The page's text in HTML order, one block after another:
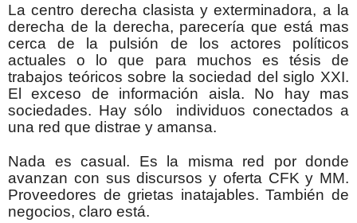
La centro derecha clasista y exterminadora, a la
derecha de la derecha, parecería que está mas
cerca de la pulsión de los actores políticos
actuales o lo que para muchos es tésis de
trabajos teóricos sobre la sociedad del siglo XXI.
El exceso de información aisla. No hay mas
sociedades. Hay sólo individuos conectados a
una red que distrae y amansa.
Nada es casual. Es la misma red por donde
avanzan con sus discursos y oferta CFK y MM.
Proveedores de grietas inatajables. También de
negocios, claro está.